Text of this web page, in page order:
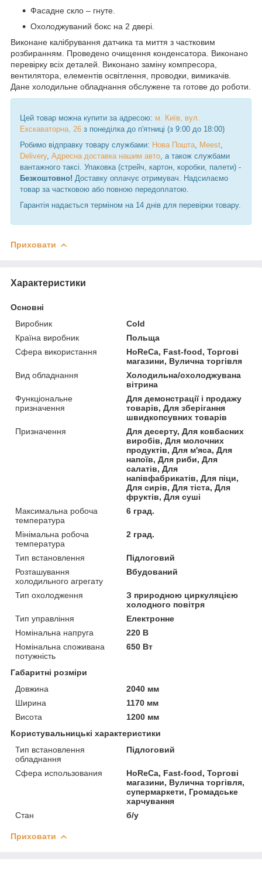
Фасадне скло – гнуте.
Охолоджуваний бокс на 2 двері.
Виконане калібрування датчика та миття з частковим
розбиранням. Проведено очищення конденсатора. Виконано
перевірку всіх деталей. Виконано заміну компресора,
вентилятора, елементів освітлення, проводки, вимикачів.
Дане холодильне обладнання обслужене та готове до роботи.
Цей товар можна купити за адресою: м. Київ, вул.
Екскаваторна, 26 з понеділка до п'ятниці (з 9:00 до 18:00)
Робимо відправку товару службами: Нова Пошта Meest
Delivery, Адресна доставка нашим авто , а також службами
вантажного таксі. Упаковка (стрейч, картон, коробки, палети) -
Безкоштовно! Доставку оплачує отримувач. Надсилаємо
товар за частковою або повною передоплатою.
Гарантія надається терміном на 14 днів для перевірки товару.
Приховати
Характеристики
Основні
Виробник
Cold
Країна виробник
Польща
Сфера використання
HoReCa, Fast-food, Торгові
магазини, Вулична торгівля
Вид обладнання
Холодильна/охолоджувана
вітрина
Функціональне
призначення
Для демонстрації і продажу
товарів, Для зберігання
швидкопсувних товарів
Призначення
Для десерту, Для ковбасних
виробів, Для молочних
продуктів, Для м'яса, Для
напоїв, Для риби, Для
салатів, Для
напівфабрикатів, Для піци,
Для сирів, Для тіста, Для
фруктів, Для суші
Максимальна робоча
температура
6 град.
Мінімальна робоча
температура
2 град.
Тип встановлення
Підлоговий
Розташування
холодильного агрегату
Вбудований
Тип охолодження
З природною циркуляцією
холодного повітря
Тип управління
Електронне
Номінальна напруга
220 В
Номінальна споживана
потужність
650 Вт
Габаритні розміри
Довжина
2040 мм
Ширина
1170 мм
Висота
1200 мм
Користувальницькі характеристики
Тип встановлення
обладнання
Підлоговий
Сфера использования
HoReCa, Fast-food, Торгові
магазини, Вулична торгівля,
супермаркети, Громадське
харчування
Стан
б/у
Приховати